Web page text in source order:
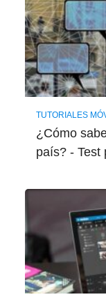
TUTORIALES
¿Cómo
país? - Test